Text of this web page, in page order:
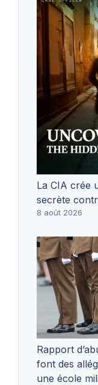
La CIA crée
secrète
8 août 2026
Rapport
font des
une école